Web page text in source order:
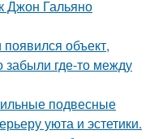
Джон Гальяно
объект,
забыли где-то между
подвесные
уюта и эстетики.